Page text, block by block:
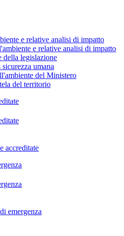
e relative analisi di impatto
e relative analisi di impatto
della legislazione
umana
del Ministero
del territorio
accreditate
emergenza